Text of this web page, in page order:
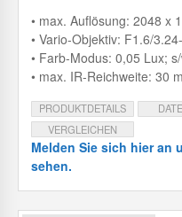
• max. Auflösung: 2048 x
• Vario-Objektiv: F1.6/
• Farb-Modus: 0,05 Lux;
• max. IR-Reichweite: 30 m
PRODUKTDETAILS
VERGLEICHEN
Melden Sie sich hier an
sehen.